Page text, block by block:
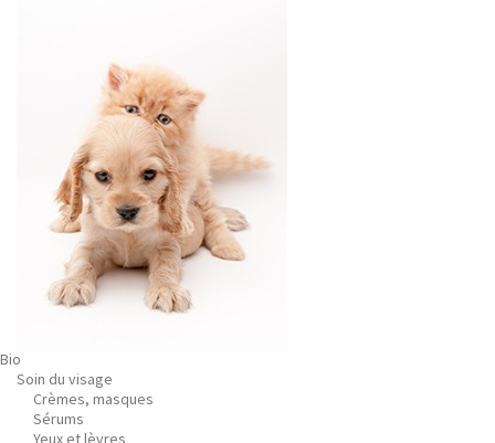
Bio
Soin du visage
Crèmes, masques
Sérums
Yeux et lèvres